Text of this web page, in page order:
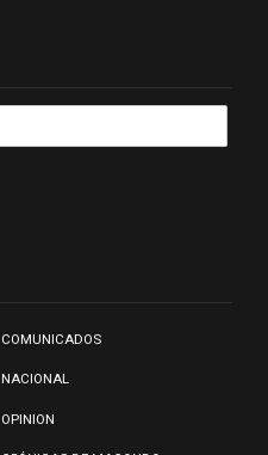
COMUNICADOS
NACIONAL
OPINION